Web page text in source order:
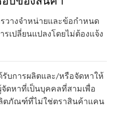
รวางจำหน่ายและข้อกำหนด
เปลี่ยนแปลงโดยไม่ต้องแจ้ง
บการผลิตและ/หรือจัดหาให้
ดหาที่เป็นบุคคลที่สามเพื่อ
ตภัณฑ์ที่ไม่ใช่ตราสินค้าแคน